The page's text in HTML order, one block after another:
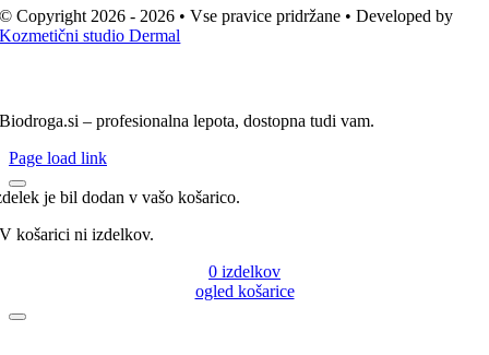
© Copyright 2026 - 2026 • Vse pravice pridržane • Developed by
Kozmetični studio Dermal
Biodroga.si – profesionalna lepota, dostopna tudi vam.
Page load link
je bil dodan v vašo košarico.
V košarici ni izdelkov.
0 izdelkov
ogled košarice